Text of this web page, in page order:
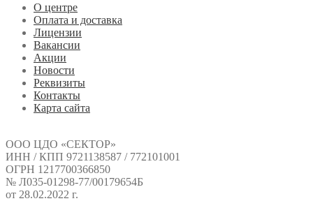
О центре
Оплата и доставка
Лицензии
Вакансии
Акции
Новости
Реквизиты
Контакты
Карта сайта
ООО ЦДО «СЕКТОР»
ИНН / КПП 9721138587 / 772101001
ОГРН 1217700366850
№ Л035-01298-77/00179654Б
от 28.02.2022 г.